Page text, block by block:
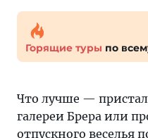
Горящие туры по
Что лучше —
галереи Брера или
отпускного веселья